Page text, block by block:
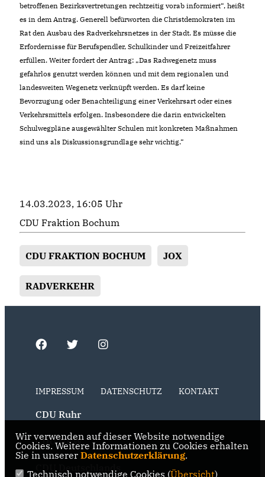
betroffenen Bezirksvertretungen rechtzeitig vorab informiert“, heißt
es in dem Antrag. Generell befürworten die Christdemokraten im
Rat den Ausbau des Radverkehrsnetzes in der Stadt. Es müsse die
Erfordernisse für Berufspendler, Schulkinder und Freizeitfahrer
erfüllen. Weiter fordert der Antrag: „Das Radwegenetz muss
gefahrlos genutzt werden können und mit dem regionalen und
landesweiten Wegenetz verknüpft werden. Es darf keine
Bevorzugung oder Benachteiligung einer Verkehrsart oder eines
Verkehrsmittels erfolgen. Insbesondere die darin entwickelten
Schulwegpläne ausgewählter Schulen mit konkreten Maßnahmen
sind uns als Diskussionsgrundlage sehr wichtig.“
14.03.2023, 16:05 Uhr
CDU Fraktion Bochum
CDU FRAKTION BOCHUM JOX
RADVERKEHR
IMPRESSUM DATENSCHUTZ KONTAKT
CDU Ruhr
CDU NRW
Wir verwenden auf dieser Website notwendige
Cookies. Weitere Informationen zu Cookies erhalten
Sie in unserer Datenschutzerklärung.
Technisch notwendige Cookies (Übersicht)